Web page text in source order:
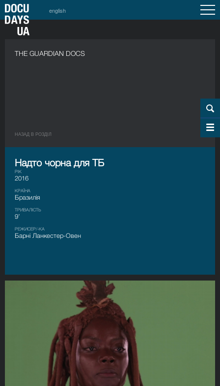
english
THE GUARDIAN DOCS
НАЗАД В РОЗДIЛ
Надто чорна для ТБ
РІК
2016
КРАЇНА
Бразилія
ТРИВАЛІСТЬ
9’
РЕЖИСЕР/-КА
Барні Ланкестер-Овен